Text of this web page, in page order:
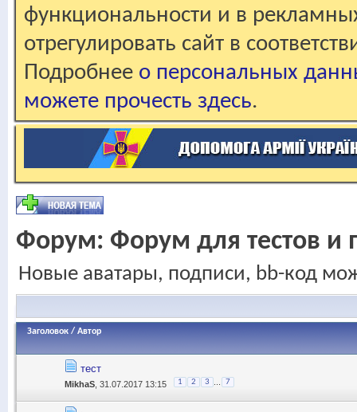
функциональности и в
отрегулировать сайт в
Подробнее о персональных
можете прочесть здесь.
Форум: Форум для тестов и
Новые аватары, подписи, bb-код
Заголовок / Автор
тест
MikhaS , 31.07.2017 13:15 1 2 3 7